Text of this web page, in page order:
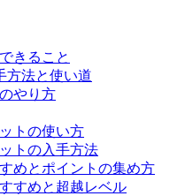
きること
方法と使い道
やり方
トの使い方
トの入手方法
めとポイントの集め方
すめと超越レベル